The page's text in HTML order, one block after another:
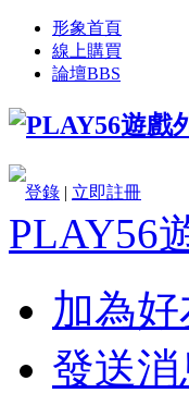
形象首頁
線上購買
論壇BBS
登錄 | 立即註冊
PLAY56
加為好
發送消